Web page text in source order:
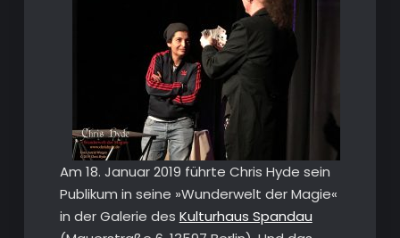
Am 18. Januar 2019 führte Chris Hyde sein
Publikum in seine »Wunderwelt der Magie«
in der Galerie des Kulturhaus Spandau